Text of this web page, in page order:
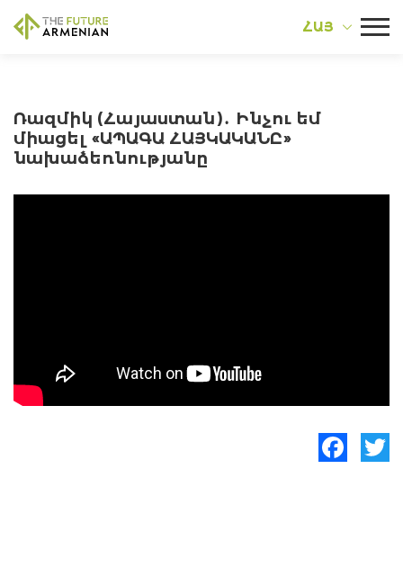
ՀԱՅ
Ռազմիկ (Հայաստան)․ Ինչու եմ
միացել «ԱՊԱԳԱ ՀԱՅԿԱԿԱՆԸ»
նախաձեռնությանը